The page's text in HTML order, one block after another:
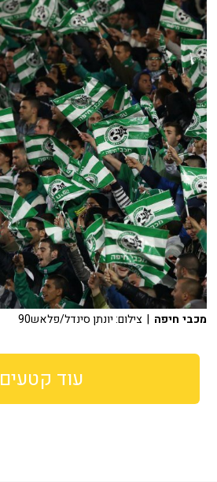
מכבי חיפה | צילום: יונתן סינדל/פלאש90
עוד קטעים